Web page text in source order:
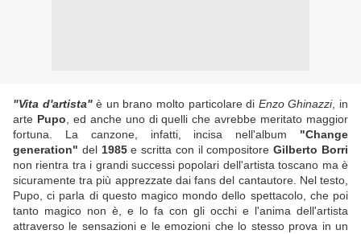
"Vita d'artista"è un brano molto particolare di Enzo Ghinazzi, in
arte Pupo , ed anche uno di quelli che avrebbe meritato maggior
fortuna. La canzone, infatti, incisa nell'album "Change
generation" del 1985e scritta con il compositoreGilberto Borri
non rientra tra i grandi successi popolari dell'artista toscano ma è
sicuramente tra più apprezzate dai fans del cantautore. Nel testo,
Pupo, ci parla di questo magico mondo dello spettacolo, che poi
tanto magico non è, e lo fa con gli occhi e l'anima dell'artista
attraverso le sensazioni e le emozioni che lo stesso prova in un